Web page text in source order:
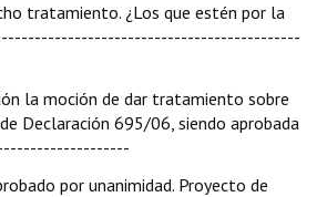
tratamiento. ¿Los que estén por la
la moción de dar tratamiento sobre
Declaración 695/06, siendo aprobada
por unanimidad. Proyecto de